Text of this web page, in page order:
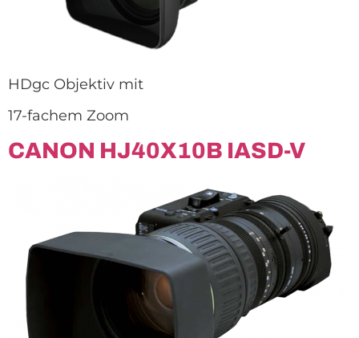
HDgc Objektiv mit
17-fachem Zoom
CANON HJ40X10B IASD-V